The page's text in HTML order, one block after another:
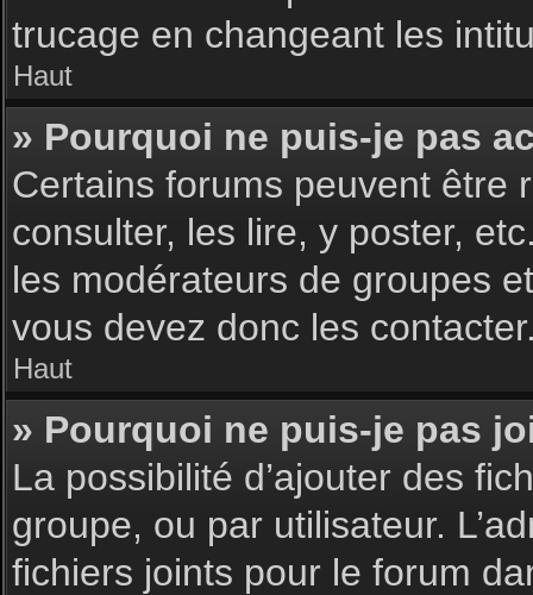
trucage en changeant les
Haut
» Pourquoi ne puis-je pas
Certains forums peuvent être
consulter, les lire, y poster,
les modérateurs de groupes
vous devez donc les
Haut
» Pourquoi ne puis-je pas
La possibilité d’ajouter des
groupe, ou par utilisateur.
fichiers joints pour le forum